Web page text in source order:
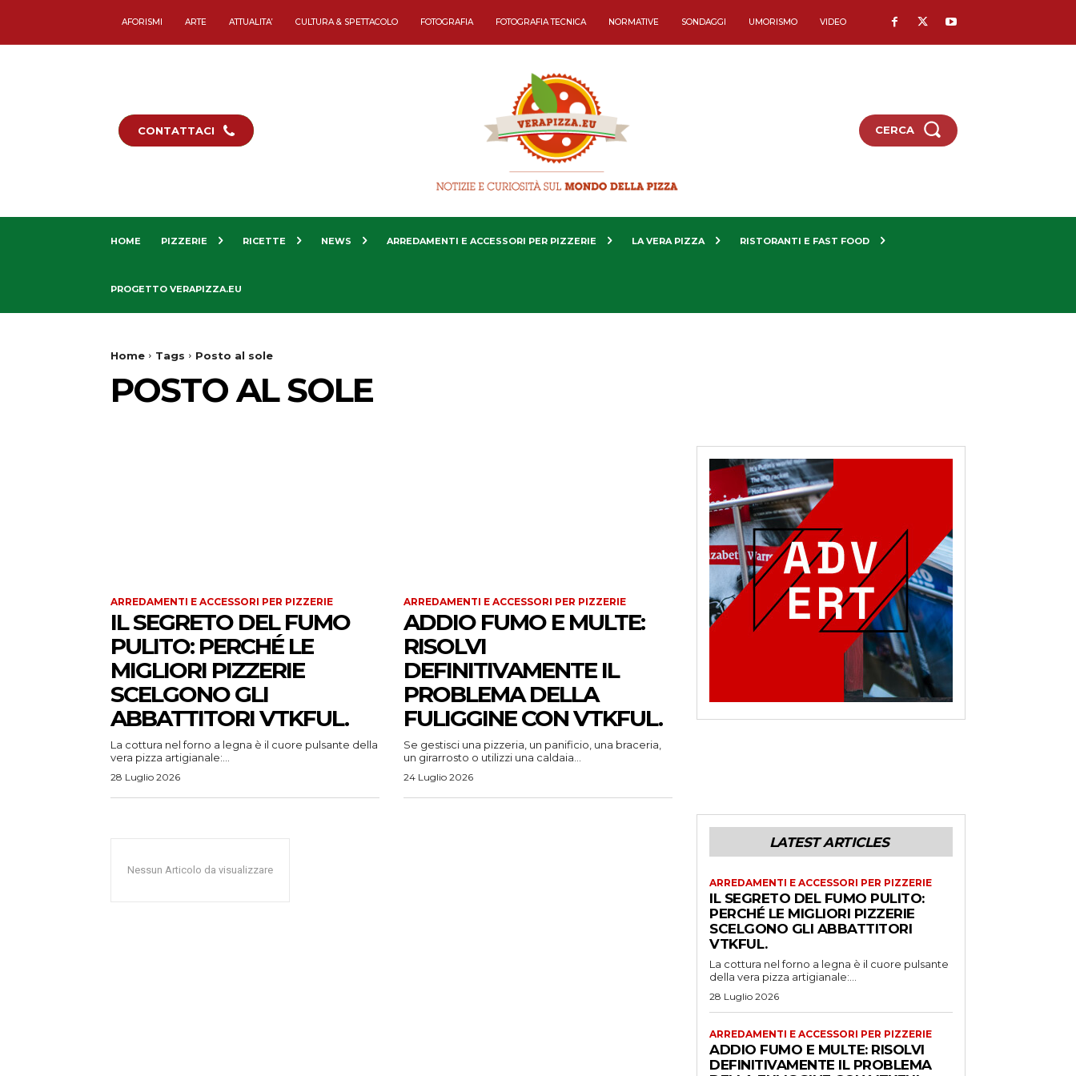
AFORISMI ARTE ATTUALITA’ CULTURA & SPETTACOLO FOTOGRAFIA FOTOGRAFIA TECNICA NORMATIVE SONDAGGI UMORISMO VIDEO
CONTATTACI CERCA
HOME PIZZERIE RICETTE NEWS ARREDAMENTI E ACCESSORI PER PIZZERIE LA VERA PIZZA RISTORANTI E FAST FOOD
PROGETTO VERAPIZZA.EU
Home Tags Posto al sole
POSTO AL SOLE
ARREDAMENTI E ACCESSORI PER PIZZERIE
IL SEGRETO DEL FUMO
PULITO: PERCHÉ LE
MIGLIORI PIZZERIE
SCELGONO GLI
ABBATTITORI VTKFUL.
La cottura nel forno a legna è il cuore pulsante della
vera pizza artigianale:...
28 Luglio 2026
ARREDAMENTI E ACCESSORI PER PIZZERIE
ADDIO FUMO E MULTE:
RISOLVI
DEFINITIVAMENTE IL
PROBLEMA DELLA
FULIGGINE CON VTKFUL.
Se gestisci una pizzeria, un panificio, una braceria,
un girarrosto o utilizzi una caldaia...
24 Luglio 2026
Nessun Articolo da visualizzare
LATEST ARTICLES
ARREDAMENTI E ACCESSORI PER PIZZERIE
IL SEGRETO DEL FUMO PULITO:
PERCHÉ LE MIGLIORI PIZZERIE
SCELGONO GLI ABBATTITORI
VTKFUL.
La cottura nel forno a legna è il cuore pulsante
della vera pizza artigianale:...
28 Luglio 2026
ARREDAMENTI E ACCESSORI PER PIZZERIE
ADDIO FUMO E MULTE: RISOLVI
DEFINITIVAMENTE IL PROBLEMA